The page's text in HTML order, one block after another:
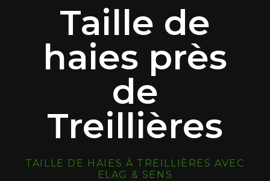
Taille de
haies près
de
Treillières
TAILLE DE HAIES À TREILLIÈRES AVEC
ELAG & SENS